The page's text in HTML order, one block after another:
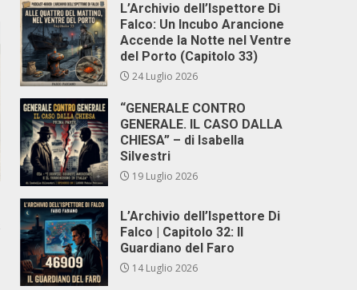
L’Archivio dell’Ispettore Di
Falco: Un Incubo Arancione
Accende la Notte nel Ventre
del Porto (Capitolo 33)
24 Luglio 2026
“GENERALE CONTRO
GENERALE. IL CASO DALLA
CHIESA” – di Isabella
Silvestri
19 Luglio 2026
L’Archivio dell’Ispettore Di
Falco | Capitolo 32: Il
Guardiano del Faro
14 Luglio 2026